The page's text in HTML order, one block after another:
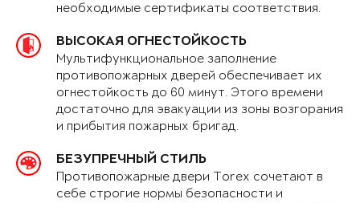
необходимые сертификаты соответствия.
ВЫСОКАЯ ОГНЕСТОЙКОСТЬ
Мультифункциональное заполнение
противопожарных дверей обеспечивает их
огнестойкость до 60 минут. Этого времени
достаточно для эвакуации из зоны возгорания
и прибытия пожарных бригад.
БЕЗУПРЕЧНЫЙ СТИЛЬ
Противопожарные двери Torex сочетают в
себе строгие нормы безопасности и